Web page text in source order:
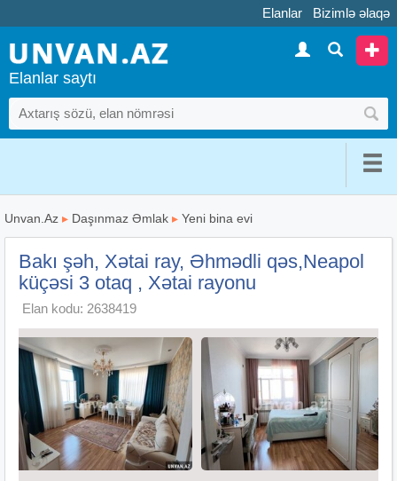
Elanlar Bizimlə əlaqə
Elanlar saytı
Unvan.Az ▸ Daşınmaz Əmlak ▸ Yeni bina evi
Bakı şəh, Xətai ray, Əhmədli qəs,Neapol
küçəsi 3 otaq , Xətai rayonu
Elan kodu: 2638419